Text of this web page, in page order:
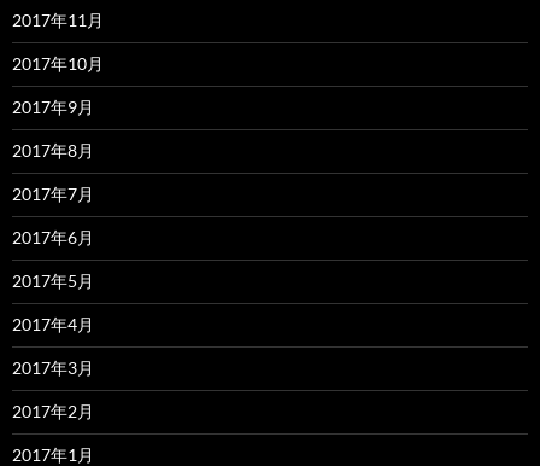
2017年11月
2017年10月
2017年9月
2017年8月
2017年7月
2017年6月
2017年5月
2017年4月
2017年3月
2017年2月
2017年1月